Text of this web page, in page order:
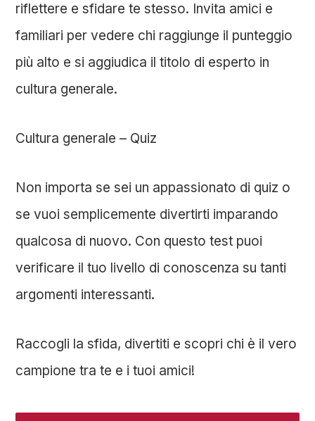
riflettere e sfidare te stesso. Invita amici e
familiari per vedere chi raggiunge il punteggio
più alto e si aggiudica il titolo di esperto in
cultura generale.
Cultura generale – Quiz
Non importa se sei un appassionato di quiz o
se vuoi semplicemente divertirti imparando
qualcosa di nuovo. Con questo test puoi
verificare il tuo livello di conoscenza su tanti
argomenti interessanti.
Raccogli la sfida, divertiti e scopri chi è il vero
campione tra te e i tuoi amici!